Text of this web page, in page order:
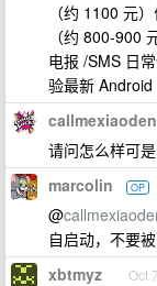
（约 1100 元
（约 800-900
电报 /SMS 日
验最新 Android
请问怎么样可
marcolin OP
@
自启动，不要
xbtmyz Oct